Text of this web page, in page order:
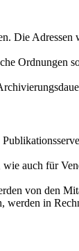
Die
Ordnungen
auch für
von den
werden in